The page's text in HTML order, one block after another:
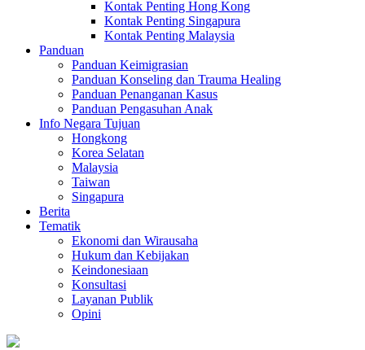
Kontak Penting Hong Kong
Kontak Penting Singapura
Kontak Penting Malaysia
Panduan
Panduan Keimigrasian
Panduan Konseling dan Trauma Healing
Panduan Penanganan Kasus
Panduan Pengasuhan Anak
Info Negara Tujuan
Hongkong
Korea Selatan
Malaysia
Taiwan
Singapura
Berita
Tematik
Ekonomi dan Wirausaha
Hukum dan Kebijakan
Keindonesiaan
Konsultasi
Layanan Publik
Opini